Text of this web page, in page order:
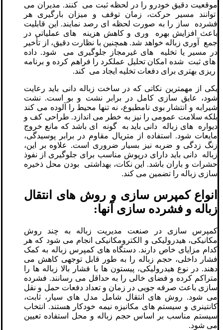
موقعیت دقیق خودرو را در لحظه ثبت می کنند. مدیران می
توانند مسیر حرکت، زمان توقف و میزان بارگیری هر
فشرده ساز را به صورت لحظه ای رصد نمایند. این قابلیت
باعث افزایش بهره وری و کاهش هزینه های عملیاتی در
جمع آوری زباله خواهد شد. همچنین با نظارت دقیق، از تأخیر
در مسیر یا تخلیه های غیرمجاز جلوگیری می شود. داده
های ثبت شده امکان تحلیل عملکرد را فراهم کرده و برنامه
ریزی بهتری برای دفعات تخلیه ایجاد می کند.
یکی از مهمترین نکاتی که در ساخت زباله دانی باید رعایت
شود، عایق سازی کامل در برابر نشت و بو است. نشت
شیرابه و انتشار بوی نامطبوع، نه تنها محیط را آلوده می کند
بلکه سلامت عمومی را نیز به خطر می اندازد. طراحی کف و
دیواره های زباله دانی باید به گونه ای باشد که مانع خروج
مایعات شود. استفاده از متریال مقاوم در برابر پوسیدگی،
زنگ زدگی و ضربه نیز بسیار ضروری است. علاوه بر این،
زباله دانی باید دارای درپوش مناسب برای جلوگیری از نفوذ
حشرات و باران باشد. این نکات، بهداشتی بودن محل ذخیره
سازی زباله را تضمین می کند.
انواع کمپرس سازی و روش های انتقال
زباله و فشرده سازی آنها:
کمپرس سازی در صنعت مدیریت زباله به چند روش
مکانیکی، هیدرولیکی و الکترومکانیکی انجام می شود که هر
کدام مزایای خاص دارند. دستگاه های کمپرس زباله به کمک
فشار داخلی، حجم زباله را به طور قابل توجهی کاهش می
دهند. در نوع هیدرولیکی، پیستون ها با فشار بالا زباله ها را
متراکم کرده و فضای خالی را به حداقل می رسانند. فشرده
سازی باعث صرفه جویی در زمان و تعداد دفعات حمل و نقل
می شود. روش های انتقال شامل مدل های سیار، ثابت،
کانتینری و سیستم های مکانیزه نیمه خودکار هستند. انتخاب
سیستم مناسب بر اساس حجم زباله و محل استفاده تعیین
می شود.